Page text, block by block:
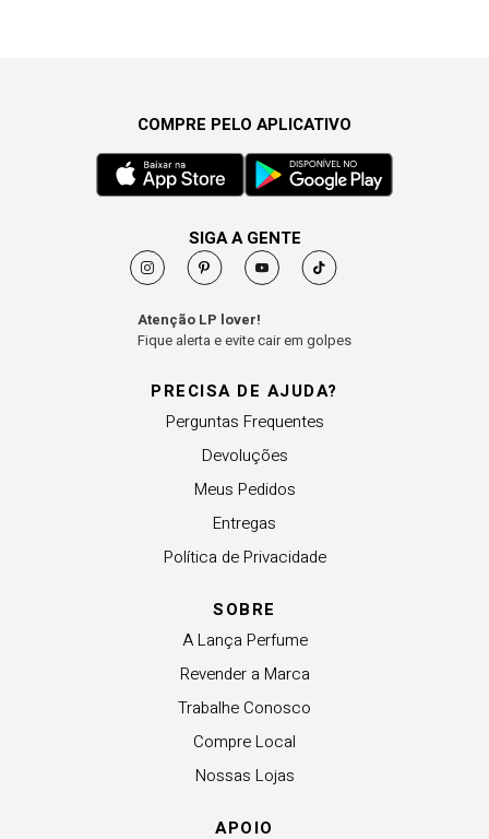
PRECISA DE AJUDA?
Perguntas Frequentes
Devoluções
Meus Pedidos
Entregas
Política de Privacidade
SOBRE
A Lança Perfume
Revender a Marca
Trabalhe Conosco
Compre Local
Nossas Lojas
APOIO
COMPRE PELO APLICATIVO
SIGA A GENTE
Atenção LP lover!
Fique alerta e evite cair em golpes